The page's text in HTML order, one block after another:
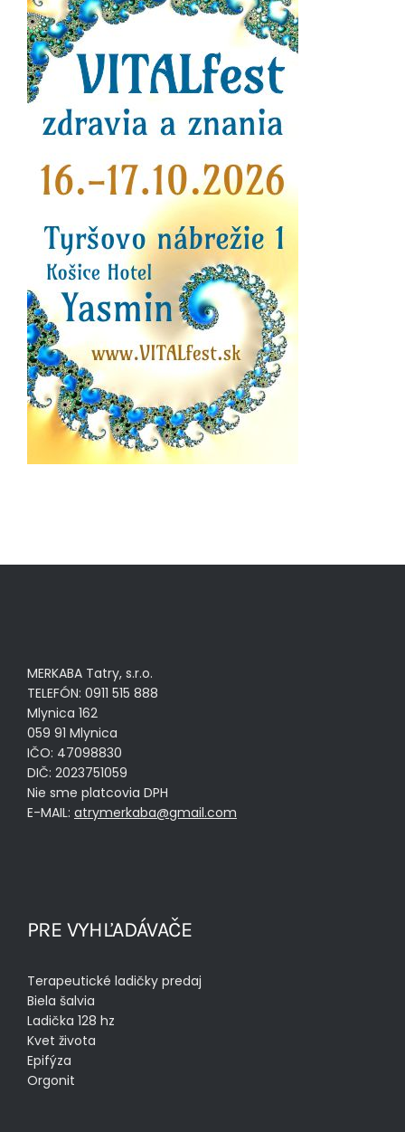
MERKABA Tatry, s.r.o.
TELEFÓN: 0911 515 888
Mlynica 162
059 91 Mlynica
IČO: 47098830
DIČ: 2023751059
Nie sme platcovia DPH
E-MAIL: atrymerkaba@gmail.com
PRE VYHĽADÁVAČE
Terapeutické ladičky predaj
Biela šalvia
Ladička 128 hz
Kvet života
Epifýza
Orgonit